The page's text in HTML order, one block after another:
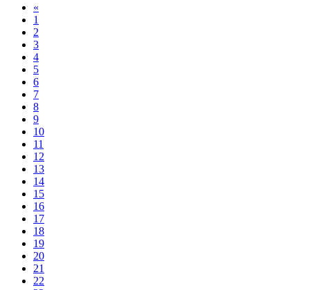
«
1
2
3
4
5
6
7
8
9
10
11
12
13
14
15
16
17
18
19
20
21
22